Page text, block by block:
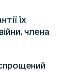
їх
члена